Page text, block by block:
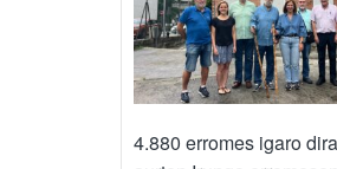
4.880 erromes igaro dira